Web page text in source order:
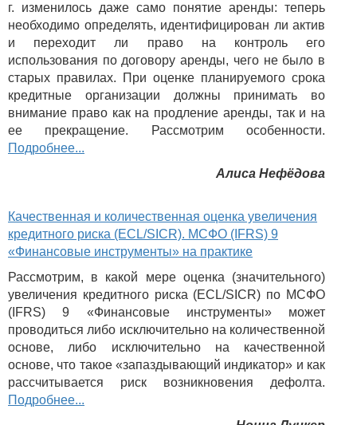
г. изменилось даже само понятие аренды: теперь
необходимо определять, идентифицирован ли актив
и переходит ли право на контроль его
использования по договору аренды, чего не было в
старых правилах. При оценке планируемого срока
кредитные организации должны принимать во
внимание право как на продление аренды, так и на
ее прекращение. Рассмотрим особенности.
Подробнее...
Алиса Нефёдова
Качественная и количественная оценка увеличения
кредитного риска (ECL/SICR). МСФО (IFRS) 9
«Финансовые инструменты» на практике
Рассмотрим, в какой мере оценка (значительного)
увеличения кредитного риска (ECL/SICR) по МСФО
(IFRS) 9 «Финансовые инструменты» может
проводиться либо исключительно на количественной
основе, либо исключительно на качественной
основе, что такое «запаздывающий индикатор» и как
рассчитывается риск возникновения дефолта.
Подробнее...